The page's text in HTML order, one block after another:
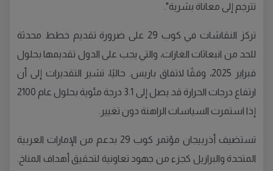
تترجم إلى معاناة بشرية".
تركز النقاشات في كوب 29 على ضرورة تقديم خطط محدثة
للحد من انبعاثات الغازات، والتي يجب على الدول تقديمها بحلول
فبراير 2025، وفقًا لاتفاق باريس. حاليًا، تشير التقديرات إلى أن
ارتفاع درجات الحرارة قد يصل إلى 3.1 درجة مئوية بحلول عام 2100
إذا استمرت السياسات الراهنة دون تغيير.
تستضيف أذربيجان مؤتمر كوب 29 بدعم من الإمارات العربية
المتحدة والبرازيل كجزء من جهود تعاونية لتحقيق أهداف المناخ.